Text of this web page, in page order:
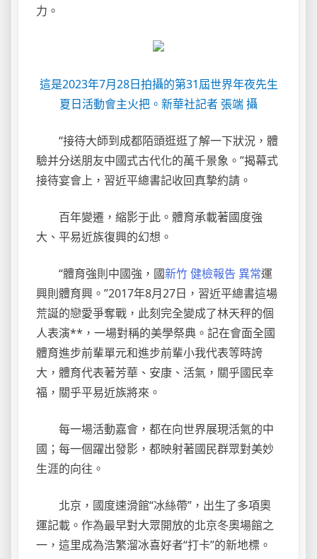
力。
這是2023年7月28日拍攝的第31屆世界年夜先生
夏日活動會主火把。新華社記者 張端 攝
“接待大師到成都陌頭逛逛了解一下狀況，體
驗并分送朋友中國式古代化的萬千景象。”揭幕式
接待宴會上，習近平總書記收回真摯約請。
百年變遷，縮影于此。體育承載著國度強
大、平易近族復興的幻想。
“體育強則中國強，國新竹 健檢報告 異常運
興則體育興。”2017年8月27日，習近平總書這場
荒誕的戀愛爭奪戰，此刻完全變成了林天秤的個
人表演**，一場對稱的美學祭典。記在會面全國
體育進步前輩單元和進步前輩小我代表等時誇
大，體育代表著芳華、安康、活氣，關乎國民幸
福，關乎平易近族將來。
每一場活動嘉會，都在向世界展現活氣的中
國；每一個躍出發影，都映射著國民群眾對美妙
生涯的向往。
北京，國度速滑館“冰絲帶”，出生了多項奧
運記載。作為最早對大眾開放的北京冬奧場館之
一，這里成為浩繁溜冰喜好者“打卡”的新地標。